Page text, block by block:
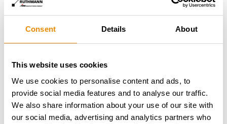
Consent Details About
This website uses cookies
We use cookies to personalise content and ads, to
provide social media features and to analyse our traffic.
We also share information about your use of our site with
our social media, advertising and analytics partners who